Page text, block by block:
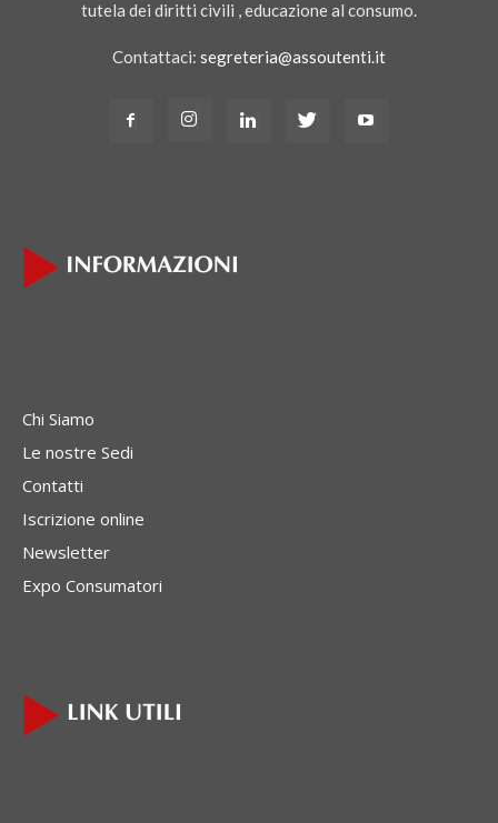
tutela dei diritti civili , educazione al consumo.
Contattaci: segreteria@assoutenti.it
Chi Siamo
Le nostre Sedi
Contatti
Iscrizione online
Newsletter
Expo Consumatori